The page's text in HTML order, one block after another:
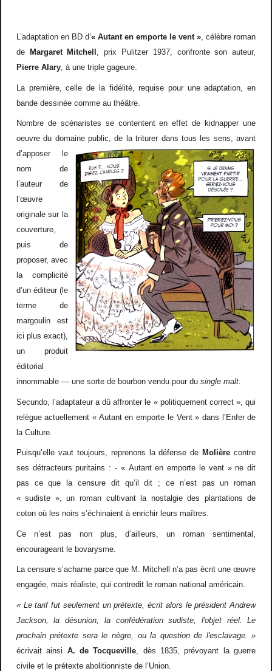
L’adaptation en BD d’« Autant en emporte le vent », célèbre roman
de
Margaret Mitchell , prix Pulitzer 1937, confronte son auteur,
Pierre Alary, à une triple gageure.
La première, celle de la fidélité, requise pour une adaptation, en
bande dessinée comme au théâtre.
Nombre de scénaristes se contentent en effet de kidnapper une
oeuvre du domaine public, de la triturer dans tous les sens, avant
d’apposer le
nom de
l’auteur de
l’œuvre
originale sur la
couverture,
puis de
proposer, avec
la complicité
d’un éditeur (le
terme de
margoulin est
ici plus exact),
un produit
éditorial
innommable — une sorte de bourbon vendu pour du single malt.
Secundo, l’adaptateur a dû affronter le « politiquement correct », qui
relègue actuellement « Autant en emporte le Vent » dans l’Enfer de
la Culture.
Puisqu’elle vaut toujours, reprenons la défense de Molière contre
ses détracteurs puritains : - « Autant en emporte le vent » ne dit
pas ce que la censure dit qu’il dit ; ce n’est pas un roman
« sudiste », un roman cultivant la nostalgie des plantations de
coton où les noirs s’échinaient à enrichir leurs maîtres.
Ce n’est pas non plus, d’ailleurs, un roman sentimental,
encourageant le bovarysme.
La censure s’acharne parce que M. Mitchell n’a pas écrit une œuvre
engagée, mais réaliste, qui contredit le roman national américain.
« Le tarif fut seulement un prétexte, écrit alors le président Andrew
Jackson, la désunion, la confédération sudiste, l'objet réel. Le
prochain prétexte sera le nègre, ou la question de l'esclavage. »
écrivait ainsi A. de Tocqueville , dès 1835, prévoyant la guerre
civile et le prétexte abolitionniste de l’Union.